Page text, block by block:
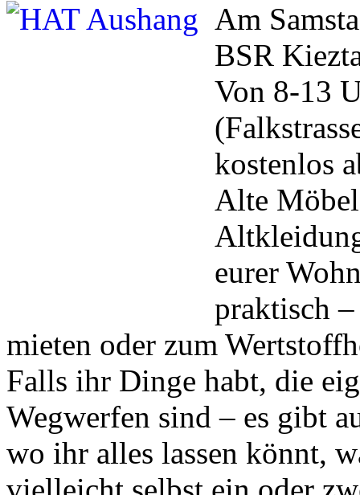
Am
BSR
Von 8-13
kostenlos
Alte
eurer
praktisch
mieten oder zum
Falls ihr Dinge habt, die
Wegwerfen sind – es gibt
wo ihr alles lassen könnt,